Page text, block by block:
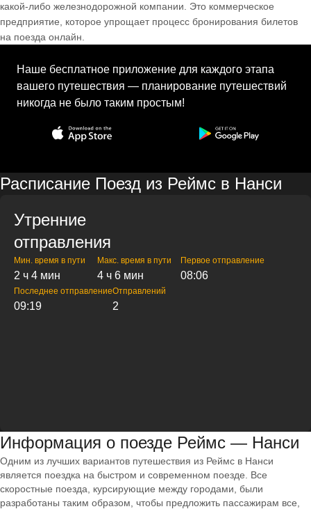
какой-либо железнодорожной компании. Это коммерческое
предприятие, которое упрощает процесс бронирования билетов
на поезда онлайн.
Наше бесплатное приложение для каждого этапа
вашего путешествия — планирование путешествий
никогда не было таким простым!
Расписание Поезд из Реймс в Нанси
Утренние
отправления
Мин. время в пути
2 ч 4 мин
Макс. время в пути
4 ч 6 мин
Первое отправление
08:06
Последнее отправление
09:19
Отправлений
2
Информация о поезде Реймс — Нанси
Одним из лучших вариантов путешествия из Реймс в Нанси
является поездка на быстром и современном поезде. Все
скоростные поезда, курсирующие между городами, были
разработаны таким образом, чтобы предложить пассажирам все,